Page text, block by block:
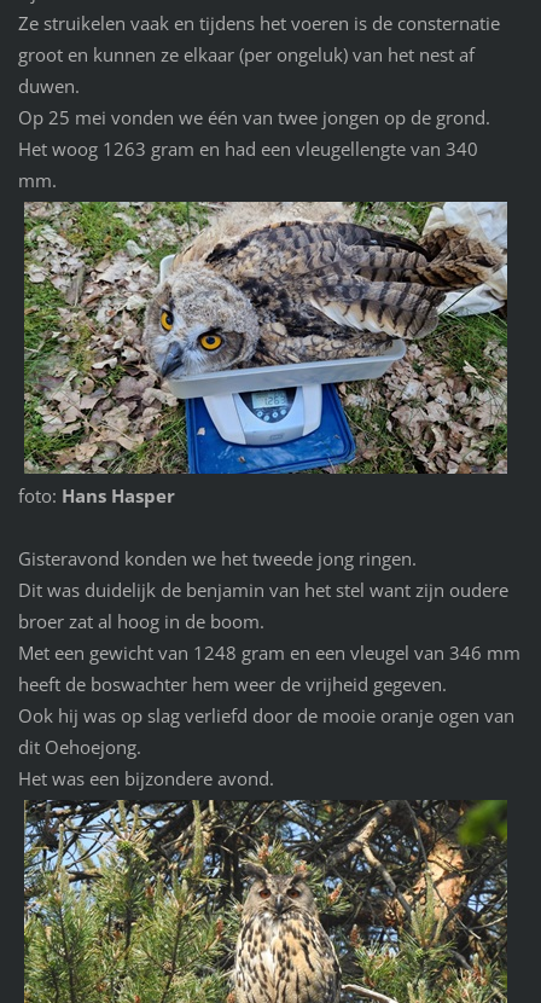
Ze struikelen vaak en tijdens het voeren is de consternatie
groot en kunnen ze elkaar (per ongeluk) van het nest af
duwen.
Op 25 mei vonden we één van twee jongen op de grond.
Het woog 1263 gram en had een vleugellengte van 340
mm.
foto: Hans Hasper
Gisteravond konden we het tweede jong ringen.
Dit was duidelijk de benjamin van het stel want zijn oudere
broer zat al hoog in de boom.
Met een gewicht van 1248 gram en een vleugel van 346 mm
heeft de boswachter hem weer de vrijheid gegeven.
Ook hij was op slag verliefd door de mooie oranje ogen van
dit Oehoejong.
Het was een bijzondere avond.